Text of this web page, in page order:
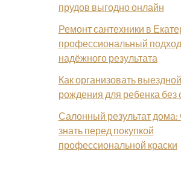
прудов выгодно онлайн
Ремонт сантехники в
профессиональный
надёжного результата
Как организовать
рождения для ребенка без
Салонный результат дома:
знать перед покупкой
профессиональной краски